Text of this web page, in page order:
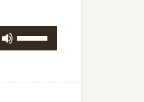
hangerő
illetőleg